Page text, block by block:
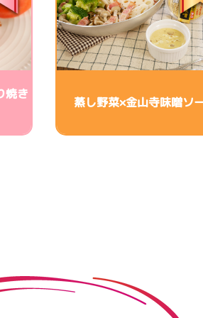
焼き
蒸し野菜×金山寺味噌ソ